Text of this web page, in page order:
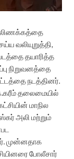
வலியுறுத்தி,
தயாரித்த
நிறுவனத்தை
நடத்தினர்.
தலைமையில்
மாநில
அலி மற்றும்
முன்னதாக
போலீசார்